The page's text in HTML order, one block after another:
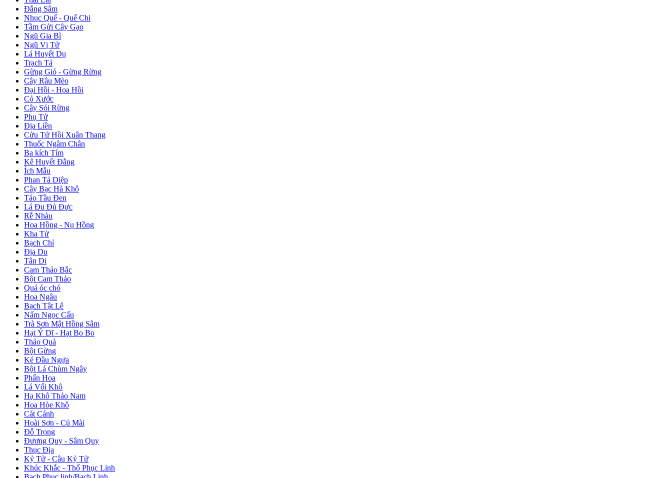
Đẳng Sâm
Nhục Quế - Quế Chi
Tầm Gửi Cây Gạo
Ngũ Gia Bì
Ngũ Vị Tử
Lá Huyết Dụ
Trạch Tả
Gừng Gió - Gừng Rừng
Cây Râu Mèo
Đại Hồi - Hoa Hồi
Cỏ Xước
Cây Sói Rừng
Phụ Tử
Địa Liền
Cửu Tử Hồi Xuân Thang
Thuốc Ngâm Chân
Ba kích Tím
Kê Huyết Đằng
Ích Mẫu
Phan Tả Diệp
Cây Bạc Hà Khô
Táo Tầu Đen
Lá Đu Đủ Đực
Rễ Nhàu
Hoa Hồng - Nụ Hồng
Kha Tử
Bạch Chỉ
Địa Du
Tân Di
Cam Thảo Bắc
Bột Cam Thảo
Quả óc chó
Hoa Ngâu
Bạch Tật Lê
Nấm Ngọc Cẩu
Trà Sơn Mật Hồng Sâm
Hạt Ý Dĩ - Hạt Bo Bo
Thảo Quả
Bột Gừng
Ké Đầu Ngựa
Bột Lá Chùm Ngây
Phấn Hoa
Lá Vối Khô
Hạ Khô Thảo Nam
Hoa Hòe Khô
Cát Cánh
Hoài Sơn - Củ Mài
Đỗ Trọng
Đương Quy - Sâm Quy
Thục Địa
Kỷ Tử - Câu Kỷ Tử
Khúc Khắc - Thổ Phục Linh